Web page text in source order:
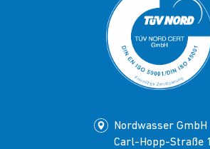
Nordwasser GmbH
Carl-Hopp-Straße 1